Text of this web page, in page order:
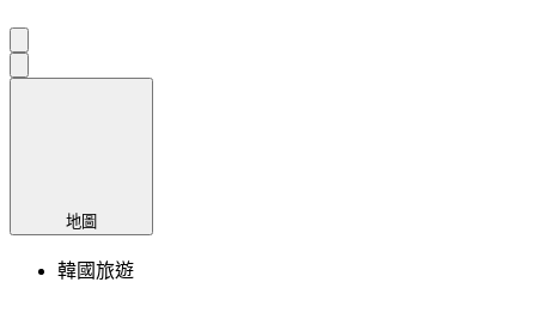
地圖
韓國旅遊